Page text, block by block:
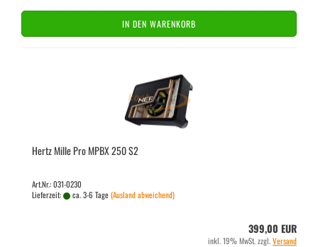
IN DEN WARENKORB
Hertz Mille Pro MPBX 250 S2
Art.Nr.: 031-0230
Lieferzeit:
ca. 3-6 Tage(Ausland abweichend)
399,00 EUR
inkl. 19% MwSt. zzgl.Versand